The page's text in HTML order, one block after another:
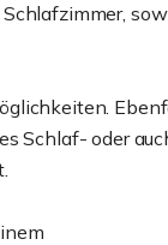
Schlaf- oder